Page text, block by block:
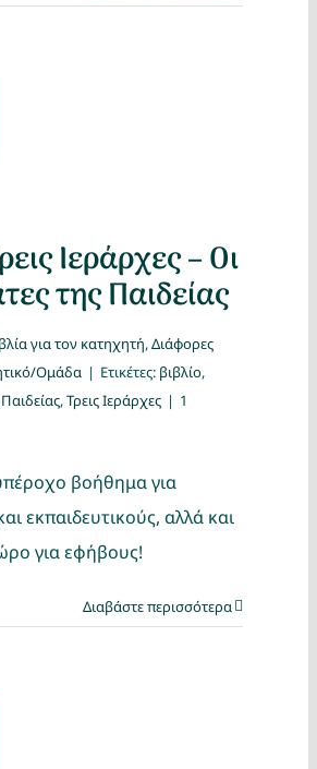
Ιεράρχες – Οι
της Παιδείας
για τον κατηχητή,Διάφορες
Ομάδα | Ετικέτες: βιβλίο,
,Τρεις Ιεράρχες | 1
βοήθημα για
εκπαιδευτικούς, αλλά και
για εφήβους!
Διαβάστε περισσότερα